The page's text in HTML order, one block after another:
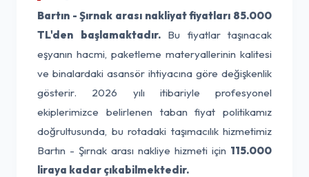
Bartın - Şırnak arası nakliyat fiyatları 85.000
TL'den başlamaktadır.Bu fiyatlar taşınacak
eşyanın hacmi, paketleme materyallerinin kalitesi
ve binalardaki asansör ihtiyacına göre değişkenlik
gösterir. 2026 yılı itibariyle profesyonel
ekiplerimizce belirlenen taban fiyat politikamız
doğrultusunda, bu rotadaki taşımacılık hizmetimiz
Bartın - Şırnak arası nakliye hizmeti için 115.000
liraya kadar çıkabilmektedir.